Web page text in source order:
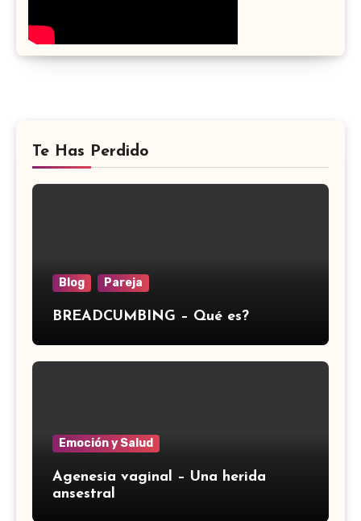
Te Has Perdido
Blog Pareja
BREADCUMBING – Qué es?
Emoción y Salud
Agenesia vaginal – Una herida
ansestral